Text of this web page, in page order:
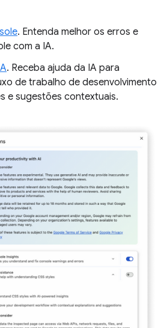
. Entenda melhor os erros e
com a IA.
. Receba ajuda da IA para
de trabalho de desenvolvimento
e sugestões contextuais.